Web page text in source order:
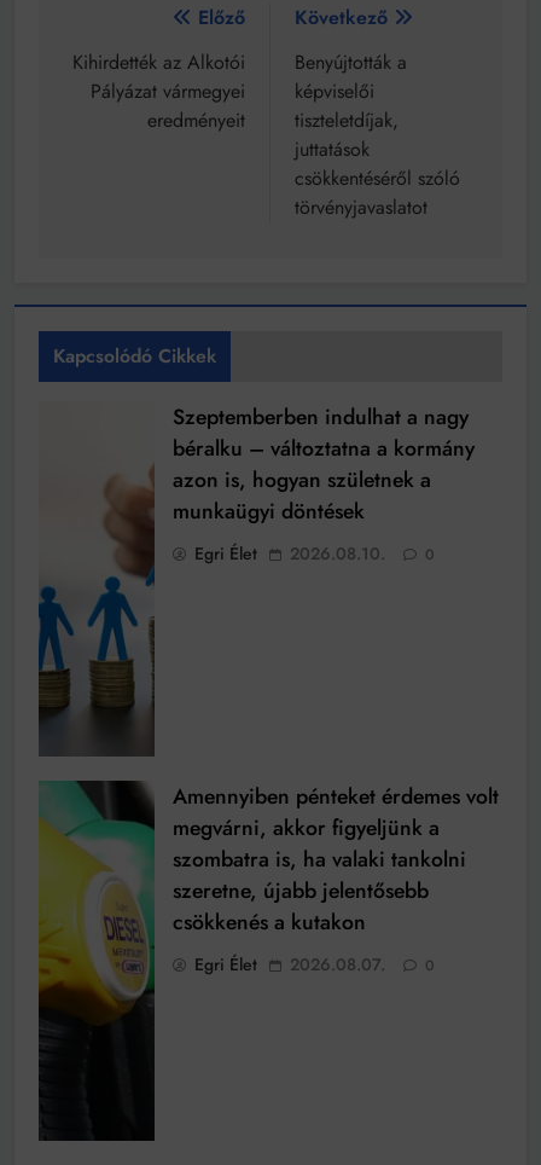
Bejegyzés
navigáció
Előző
Kihirdették az Alkotói
Pályázat vármegyei
eredményeit
Következő
Benyújtották a
képviselői
tiszteletdíjak,
juttatások
csökkentéséről szóló
törvényjavaslatot
Kapcsolódó Cikkek
Szeptemberben indulhat a nagy
béralku – változtatna a kormány
azon is, hogyan születnek a
munkaügyi döntések
Egri Élet 2026.08.10. 0
Amennyiben pénteket érdemes volt
megvárni, akkor figyeljünk a
szombatra is, ha valaki tankolni
szeretne, újabb jelentősebb
csökkenés a kutakon
Egri Élet 2026.08.07. 0